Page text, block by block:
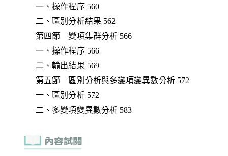
一、操作程序 560
二、區別分析結果 562
第四節 變項集群分析 566
一、操作程序 566
二、輸出結果 569
第五節 區別分析與多變項變異數分析 572
一、區別分析 572
二、多變項變異數分析 583